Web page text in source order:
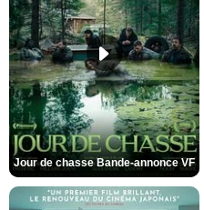
Jour de chasse Bande-annonce VF